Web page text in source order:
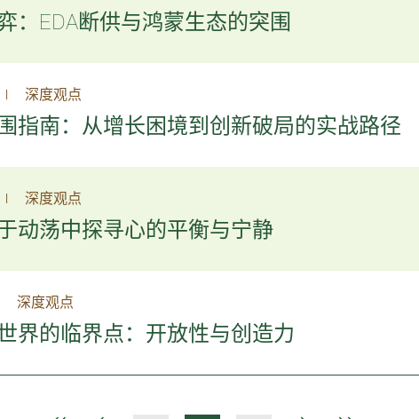
：EDA断供与鸿蒙生态的突围
| 深度观点
指南：从增长困境到创新破局的实战路径
| 深度观点
动荡中探寻心的平衡与宁静
深度观点
界的临界点：开放性与创造力